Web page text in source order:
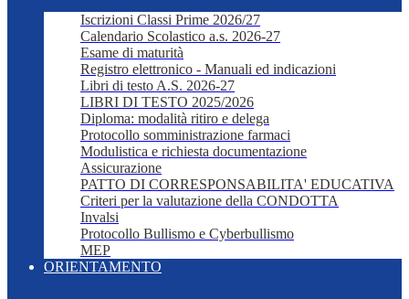
Iscrizioni Classi Prime 2026/27
Calendario Scolastico a.s. 2026-27
Esame di maturità
Registro elettronico - Manuali ed indicazioni
Libri di testo A.S. 2026-27
LIBRI DI TESTO 2025/2026
Diploma: modalità ritiro e delega
Protocollo somministrazione farmaci
Modulistica e richiesta documentazione
Assicurazione
PATTO DI CORRESPONSABILITA' EDUCATIVA
Criteri per la valutazione della CONDOTTA
Invalsi
Protocollo Bullismo e Cyberbullismo
MEP
ORIENTAMENTO